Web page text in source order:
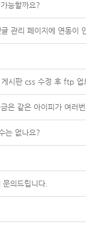
능할까요?
관리 페이지에 연동이
시판 css 수정 후 ftp 업
은 같은 아이피가 여러
는 없나요?
의드립니다.